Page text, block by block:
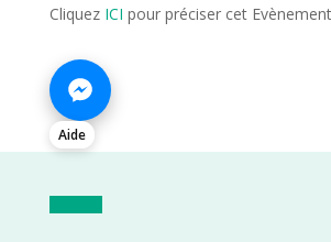
Cliquez ICI pour préciser cet Evènement
Aide